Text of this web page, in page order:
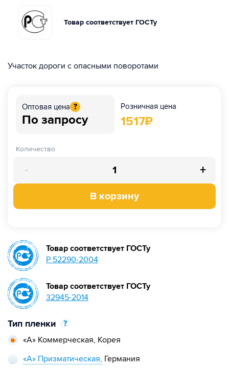
Товар соответствует ГОСТу
Участок дороги с опасными поворотами
Оптовая цена ?
По запросу
Розничная цена
1517₽
Количество
- +
В корзину
Тип пленки
?
«А» Коммерческая, Корея
«А» Призматическая, Германия
Товар соответствует ГОСТу
Р 52290-2004
Товар соответствует ГОСТу
32945-2014